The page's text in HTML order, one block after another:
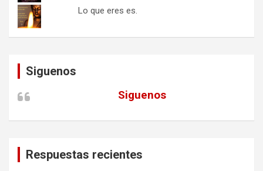
Lo que eres es.
Siguenos
Siguenos
Respuestas recientes